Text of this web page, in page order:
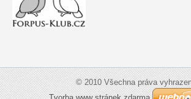
© 2010 Všechna práva